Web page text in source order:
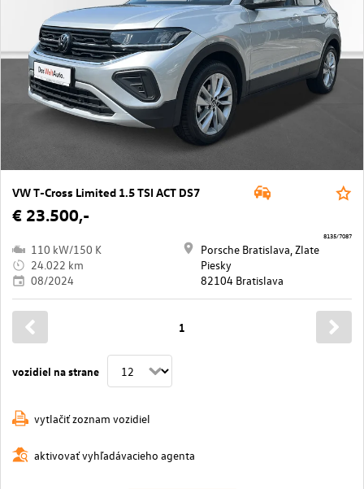
VW T-Cross Limited 1.5 TSI ACT DS7
€ 23.500,-
110 kW/150 K
24.022 km
08/2024
Porsche Bratislava, Zlate
Piesky
82104 Bratislava
8135/7087
vozidiel na strane
1
vytlačiť zoznam vozidiel
aktivovať vyhľadávacieho agenta